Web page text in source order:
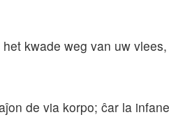
kwade weg van uw
de via korpo; ĉar la